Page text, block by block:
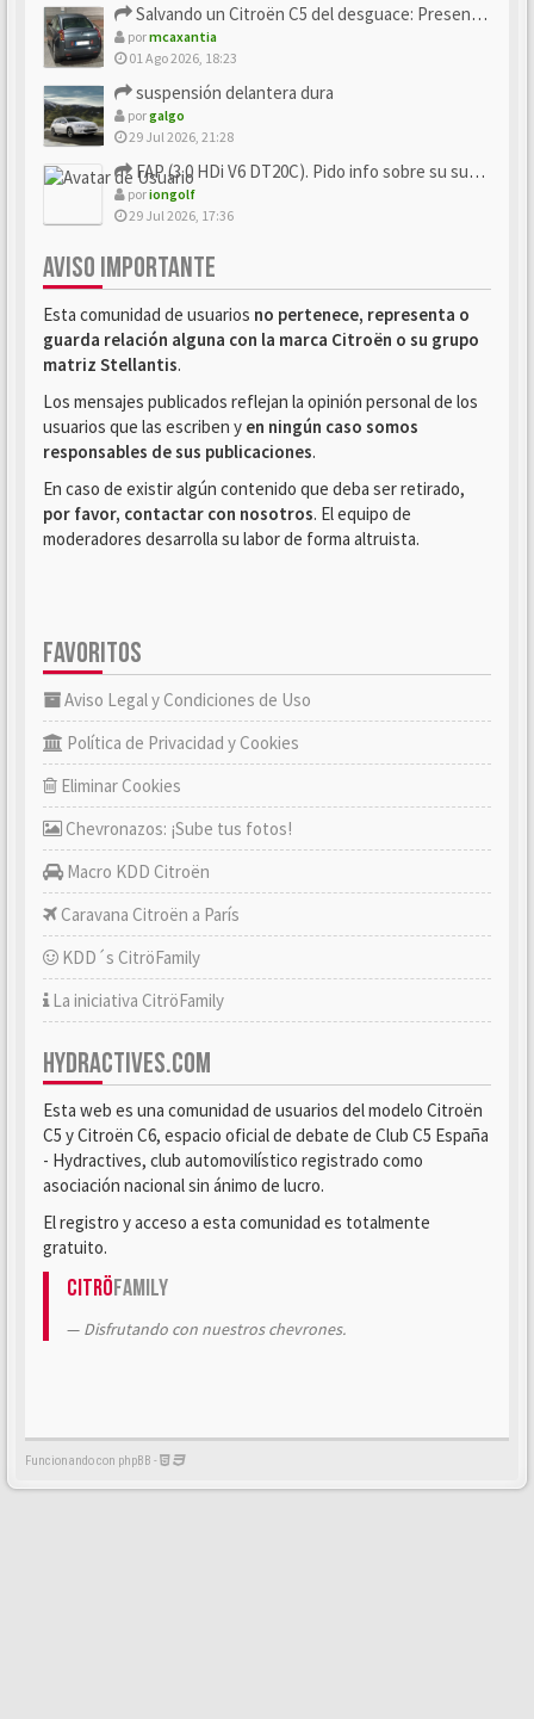
Salvando un Citroën C5 del desguace: Presentación y seguimiento
pormcaxantia
01 Ago 2026, 18:23
suspensión delantera dura
porgalgo
29 Jul 2026, 21:28
FAP (3.0 HDi V6 DT20C). Pido info sobre su sustitución
poriongolf
29 Jul 2026, 17:36
AVISO IMPORTANTE
Esta comunidad de usuarios no pertenece, representa o
guarda relación alguna con la marca Citroën o su grupo
matriz Stellantis.
Los mensajes publicados reflejan la opinión personal de los
usuarios que las escriben y en ningún caso somos
responsables de sus publicaciones.
En caso de existir algún contenido que deba ser retirado,
por favor, contactar con nosotros. El equipo de
moderadores desarrolla su labor de forma altruista.
FAVORITOS
Aviso Legal y Condiciones de Uso
Política de Privacidad y Cookies
Eliminar Cookies
Chevronazos: ¡Sube tus fotos!
Macro KDD Citroën
Caravana Citroën a París
KDD´s CitröFamily
La iniciativa CitröFamily
HYDRACTIVES.COM
Esta web es una comunidad de usuarios del modelo Citroën
C5 y Citroën C6, espacio oficial de debate de Club C5 España
- Hydractives, club automovilístico registrado como
asociación nacional sin ánimo de lucro.
El registro y acceso a esta comunidad es totalmente
gratuito.
CitröFamily
Disfrutando con nuestros chevrones.
Funcionando con phpBB -